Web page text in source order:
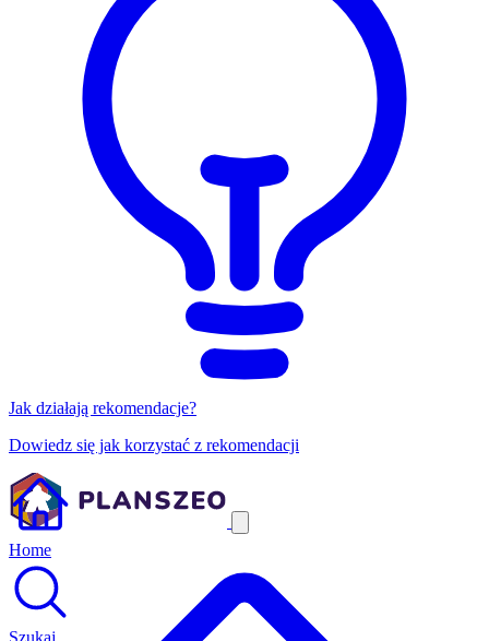
Jak działają rekomendacje?
Dowiedz się jak korzystać z rekomendacji
Home
Szukaj